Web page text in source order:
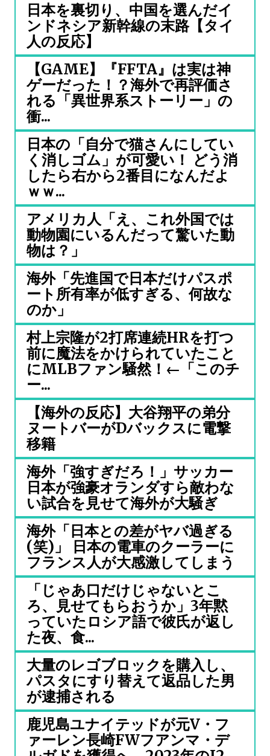
日本を裏切り、中国を選んだイ
ンドネシア新幹線の末路【タイ
人の反応】
【GAME】『FFTA』は実は神
ゲーだった！？海外で再評価さ
れる「異世界系ストーリー」の
衝...
日本の「自分で猫さんにしてい
く消しゴム」が可愛い！ どう消
したら右から2番目になんだよ
ｗｗ...
アメリカ人「え、これ外国では
動物園にいるんだって驚いた動
物は？」
海外「先進国で日本だけパスポ
ート所有率が低すぎる、何故な
のか」
村上宗隆が2打席連続HRを打つ
前に魔法をかけられていたこと
にMLBファン騒然！←「このチ
ー...
【海外の反応】大谷翔平の弟分
ヌートバーがDバックスに電撃
移籍
海外「強すぎだろ！」サッカー
日本が強豪オランダすら敵わな
い試合を見せて海外が大騒ぎ
海外「日本との差がヤバ過ぎる
(笑)」 日本の電車のクーラーに
フランス人が大感激してしまう
「じゃあ口だけじゃないとこ
ろ、見せてもらおうか」3年黙
っていたロシア語で彼氏が返し
た夜、食...
大量のレゴブロックを購入し、
パスタにすり替えて返品した男
が逮捕される
鹿児島ユナイテッドが元V・フ
ァーレン長崎FWフアンマ・デ